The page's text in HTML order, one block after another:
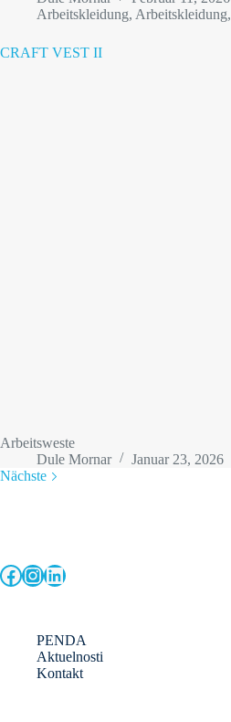
Arbeitskleidung, Arbeitskleidung,
CRAFT VEST II
Arbeitsweste
Dule Mornar
Januar 23, 2026
Nächste
Facebook
Instagram
LinkedIn
PENDA
Aktuelnosti
Kontakt